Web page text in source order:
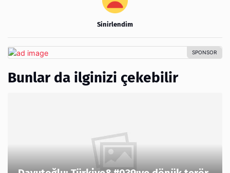
Sinirlendim
Bunlar da ilginizi çekebilir